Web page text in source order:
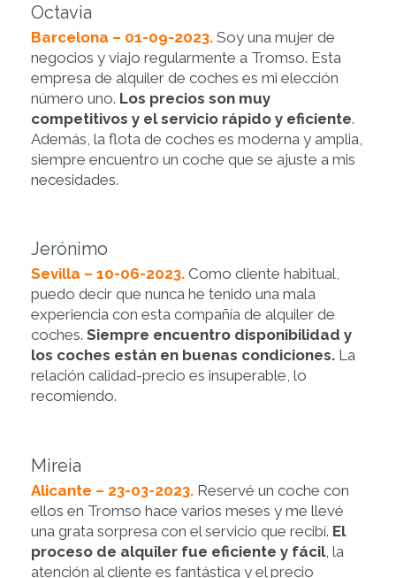
Octavia
Barcelona – 01-09-2023. Soy una mujer de
negocios y viajo regularmente a Tromso. Esta
empresa de alquiler de coches es mi elección
número uno. Los precios son muy
competitivos y el servicio rápido y eficiente.
Además, la flota de coches es moderna y amplia,
siempre encuentro un coche que se ajuste a mis
necesidades.
Jerónimo
Sevilla – 10-06-2023. Como cliente habitual,
puedo decir que nunca he tenido una mala
experiencia con esta compañía de alquiler de
coches. Siempre encuentro disponibilidad y
los coches están en buenas condiciones. La
relación calidad-precio es insuperable, lo
recomiendo.
Mireia
Alicante – 23-03-2023. Reservé un coche con
ellos en Tromso hace varios meses y me llevé
una grata sorpresa con el servicio que recibí. El
proceso de alquiler fue eficiente y fácil, la
atención al cliente es fantástica y el precio